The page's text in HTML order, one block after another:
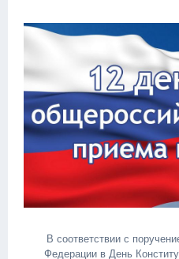
В соответствии с
Федерации в День